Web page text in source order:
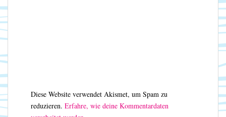
Diese Website verwendet Akismet, um Spam zu
reduzieren. Erfahre, wie deine Kommentardaten